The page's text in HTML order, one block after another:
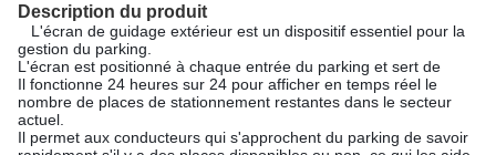
Description du produit
L'écran de guidage extérieur est un dispositif essentiel pour la
gestion du parking.
L'écran est positionné à chaque entrée du parking et sert de
Il fonctionne 24 heures sur 24 pour afficher en temps réel le
nombre de places de stationnement restantes dans le secteur
actuel.
Il permet aux conducteurs qui s'approchent du parking de savoir